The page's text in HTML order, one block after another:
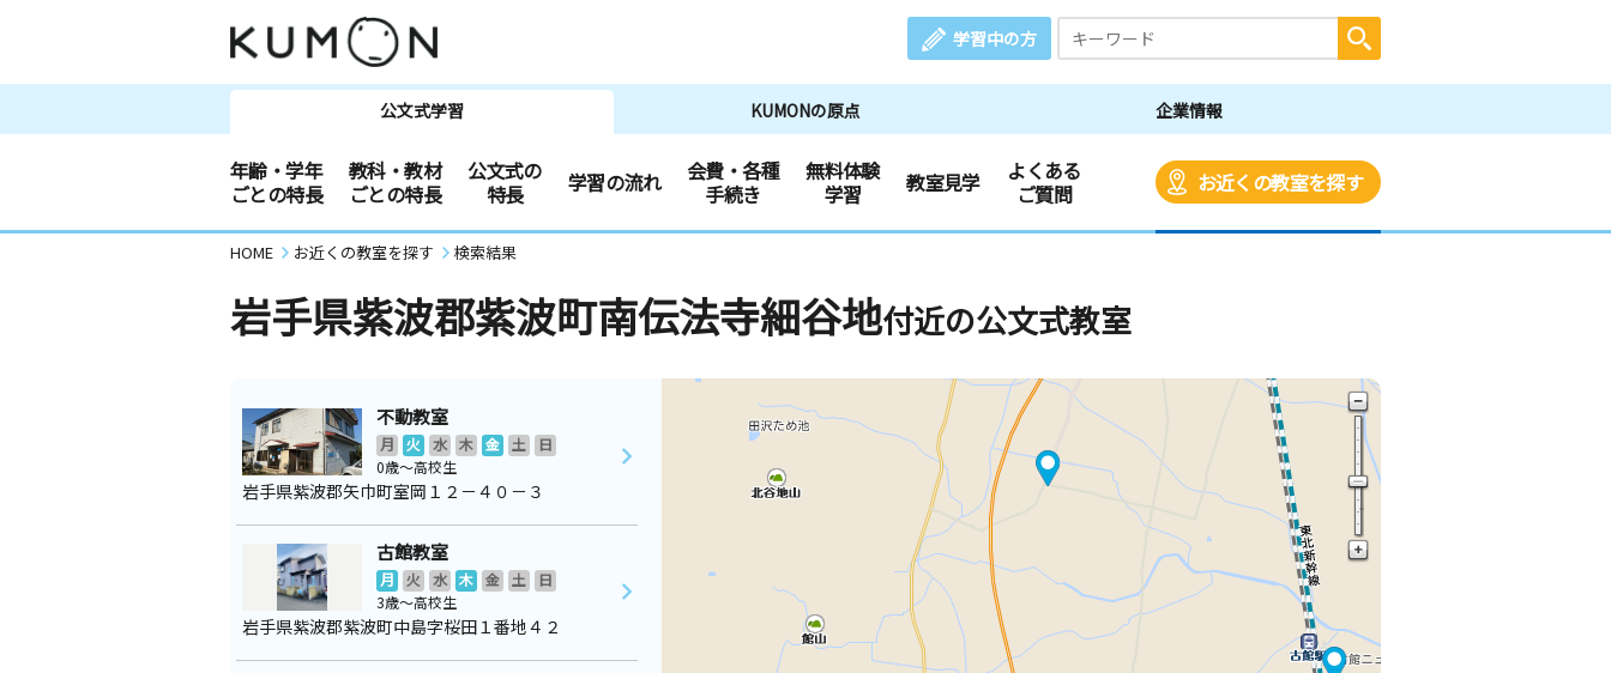
学習中の方
公文式学習 KUMONの原点 企業情報
年齢・学年
ごとの特長
教科・教材
ごとの特長
公文式の
特長
学習の流れ
会費・各種
手続き
無料体験
学習
教室見学
よくある
ご質問
お近くの教室を探す
HOME お近くの教室を探す 検索結果
岩手県紫波郡紫波町南伝法寺細谷地付近の公文式教室
不動教室
月 火 水 木 金 土
日
0歳～高校生
岩手県紫波郡矢巾町室岡１２－４０－３
古館教室
月 火 水 木 金 土
日
3歳～高校生
岩手県紫波郡紫波町中島字桜田１番地４２